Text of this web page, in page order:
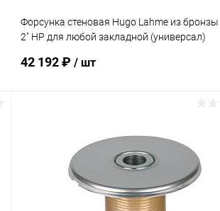
Форсунка стеновая Hugo Lahme из
2" НР для любой закладной (универсал)
42 192 ₽ / шт
В избранное
К сравнению В наличии